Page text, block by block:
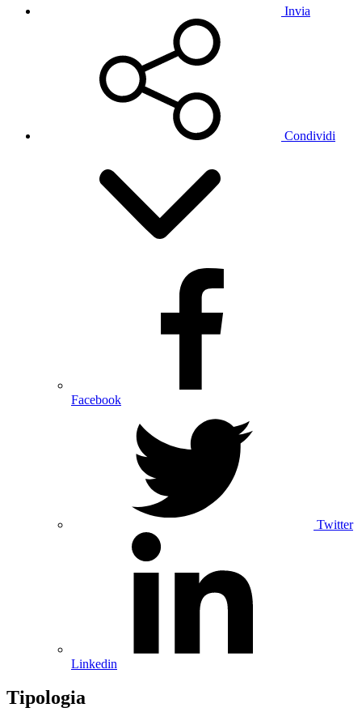
Invia
Condividi
Facebook
Twitter
Linkedin
Tipologia